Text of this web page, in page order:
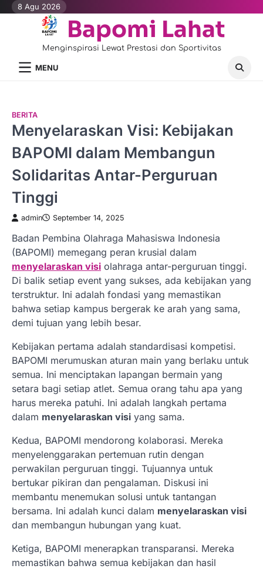
Skip8 Agu 2026
Bapomi Lahat
Menginspirasi Lewat Prestasi dan Sportivitas
MENU
BERITA
Menyelaraskan Visi: Kebijakan
BAPOMI dalam Membangun
Solidaritas Antar-Perguruan
Tinggi
admin September 14, 2025
Badan Pembina Olahraga Mahasiswa Indonesia
(BAPOMI) memegang peran krusial dalam
menyelaraskan visi olahraga antar-perguruan tinggi.
Di balik setiap event yang sukses, ada kebijakan yang
terstruktur. Ini adalah fondasi yang memastikan
bahwa setiap kampus bergerak ke arah yang sama,
demi tujuan yang lebih besar.
Kebijakan pertama adalah standardisasi kompetisi.
BAPOMI merumuskan aturan main yang berlaku untuk
semua. Ini menciptakan lapangan bermain yang
setara bagi setiap atlet. Semua orang tahu apa yang
harus mereka patuhi. Ini adalah langkah pertama
dalam menyelaraskan visi yang sama.
Kedua, BAPOMI mendorong kolaborasi. Mereka
menyelenggarakan pertemuan rutin dengan
perwakilan perguruan tinggi. Tujuannya untuk
bertukar pikiran dan pengalaman. Diskusi ini
membantu menemukan solusi untuk tantangan
bersama. Ini adalah kunci dalam menyelaraskan visi
dan membangun hubungan yang kuat.
Ketiga, BAPOMI menerapkan transparansi. Mereka
memastikan bahwa semua kebijakan dan hasil